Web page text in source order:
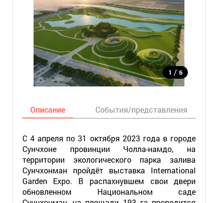
1 / 6
Описание События/представления
С 4 апреля по 31 октября 2023 года в городе
Сунчхоне провинции Чолла-намдо, на
территории экологического парка залива
Сунчхонман пройдёт выставка International
Garden Expo. В распахнувшем свои двери
обновленном Национальном саде